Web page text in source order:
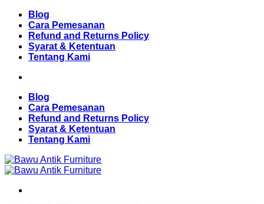
Skip
content
Blog
Cara Pemesanan
Refund and Returns Policy
Syarat & Ketentuan
Tentang Kami
Blog
Cara Pemesanan
Refund and Returns Policy
Syarat & Ketentuan
Tentang Kami